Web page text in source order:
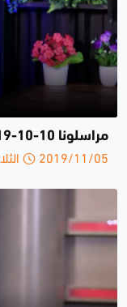
مراسلونا 10-10-2019
2019/11/05 الثلاثاء 11:27 ص